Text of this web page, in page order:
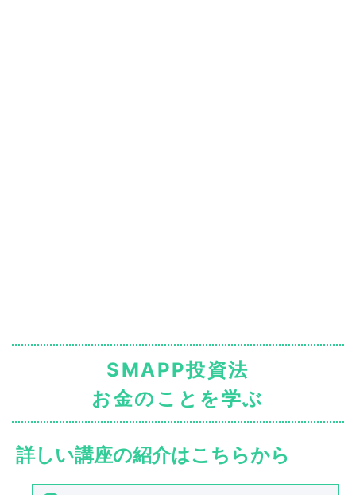
SMAPP投資法
お金のことを学ぶ
詳しい講座の紹介はこちらから